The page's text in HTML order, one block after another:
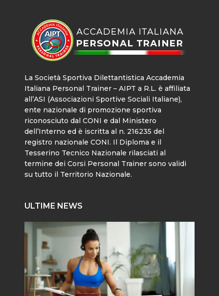
La Società Sportiva Dilettantistica Accademia
Italiana Personal Trainer – AIPT a R.L. è affiliata
all’ASI (Associazioni Sportive Sociali Italiane),
ente nazionale di promozione sportiva
riconosciuto dal CONI e dal Ministero
dell’Interno ed è iscritta al n. 216235 del
registro nazionale CONI. Il Diploma e il
Tesserino Tecnico Nazionale rilasciati al
termine dei Corsi Personal Trainer sono validi
su tutto il Territorio Nazionale.
ULTIME NEWS